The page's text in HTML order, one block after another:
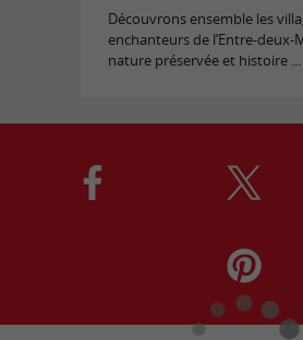
Découvrons ensemble les
enchanteurs de l’Entre-deux-
nature préservée et histoire ...